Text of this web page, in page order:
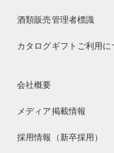
酒類販売管理者標識
カタログギフトご利用に
会社概要
メディア掲載情報
採用情報（新卒採用）